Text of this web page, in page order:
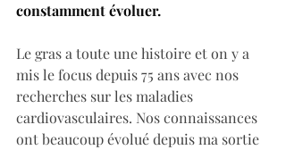
constamment évoluer.
Le gras a toute une histoire et on y a
mis le focus depuis 75 ans avec nos
recherches sur les maladies
cardiovasculaires. Nos connaissances
ont beaucoup évolué depuis ma sortie